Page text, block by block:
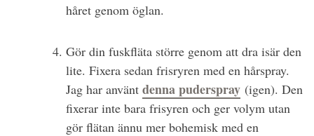
håret genom öglan.
Gör din fuskfläta större genom att dra isär den
lite. Fixera sedan frisryren med en hårspray.
Jag har använt denna puderspray (igen). Den
fixerar inte bara frisyren och ger volym utan
gör flätan ännu mer bohemisk med en